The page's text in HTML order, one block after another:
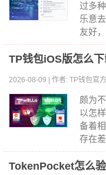
过多
乐意
友好
TP钱包iOS版怎么
2026-08-09 | 作者: TP钱包官方
颇为
以怎
备着
存在
TokenPocket怎么